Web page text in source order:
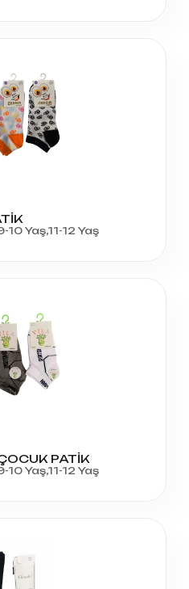
10 Yaş,11-12 Yaş
PATİK
10 Yaş,11-12 Yaş